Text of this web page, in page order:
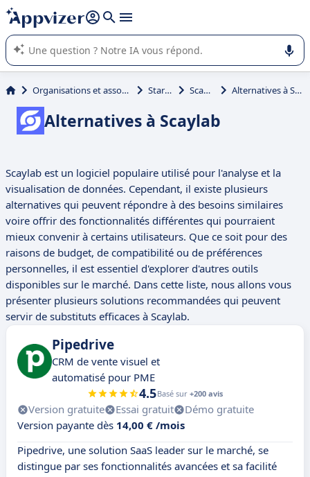
répondre (plusieurs lignes avec
L'IA de Appvizer vous guide dans l'utilisation ou la sélection de
logiciel SaaS en entreprise.
Organisations et associations Startup Scaylab Alternatives à Scaylab
Alternatives à Scaylab
Scaylab est un logiciel populaire utilisé pour l'analyse et la
visualisation de données. Cependant, il existe plusieurs
alternatives qui peuvent répondre à des besoins similaires
voire offrir des fonctionnalités différentes qui pourraient
mieux convenir à certains utilisateurs. Que ce soit pour des
raisons de budget, de compatibilité ou de préférences
personnelles, il est essentiel d'explorer d'autres outils
disponibles sur le marché. Dans cette liste, nous allons vous
présenter plusieurs solutions recommandées qui peuvent
servir de substituts efficaces à Scaylab.
Pipedrive
CRM de vente visuel et
automatisé pour PME
4.5Basé sur +200 avis
Version gratuite Essai gratuit
Démo gratuite
Version payante dès 14,00 € /mois
Pipedrive, une solution SaaS leader sur le marché, se
distingue par ses fonctionnalités avancées et sa facilité